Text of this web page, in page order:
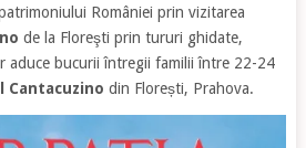
României prin vizitarea
de la Floreşti prin tururi ghidate,
aduce bucurii întregii familii între 22-24
Cantacuzino din Florești, Prahova.